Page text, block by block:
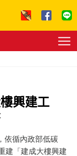
興建工
循內政部低碳
建「建成大樓興建